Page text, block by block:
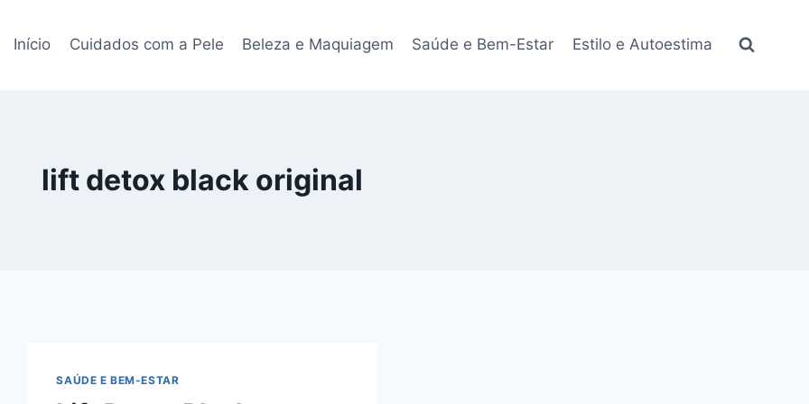
Início Cuidados com a Pele Beleza e Maquiagem Saúde e Bem-Estar Estilo e Autoestima
lift detox black original
SAÚDE E BEM-ESTAR